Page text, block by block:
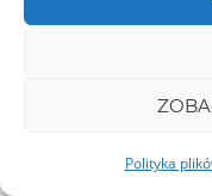
Polityka